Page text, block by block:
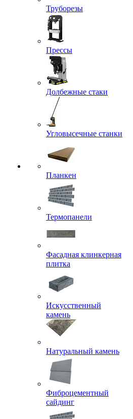
Труборезы
Прессы
Долбежные стаки
Угловысечные станки
Планкен
Термопанели
Фасадная клинкерная
плитка
Искусственный
камень
Натуральный камень
Фиброцементный
сайдинг